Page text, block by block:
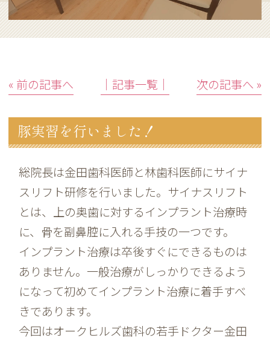
« 前の記事へ │記事一覧│ 次の記事へ »
豚実習を行いました！
総院長は金田歯科医師と林歯科医師にサイナ
スリフト研修を行いました。サイナスリフト
とは、上の奥歯に対するインプラント治療時
に、骨を副鼻腔に入れる手技の一つです。
インプラント治療は卒後すぐにできるものは
ありません。一般治療がしっかりできるよう
になって初めてインプラント治療に着手すべ
きであります。
今回はオークヒルズ歯科の若手ドクター金田